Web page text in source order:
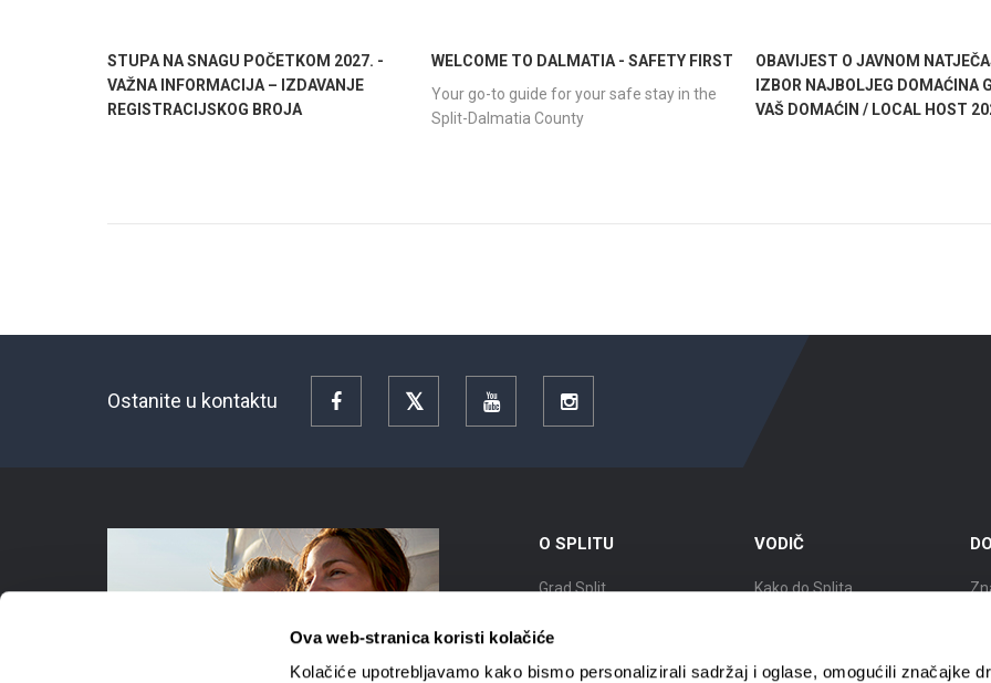
Ova web-stranica koristi kolačiće
Kolačiće upotrebljavamo kako bismo personalizirali sadržaj i oglase, omogućili značajke
STUPA NA SNAGU POČETKOM 2027. -
VAŽNA INFORMACIJA – IZDAVANJE
REGISTRACIJSKOG BROJA
WELCOME TO DALMATIA - SAFETY FIRST
Your go-to guide for your safe stay in the
Split-Dalmatia County
OBAVIJEST O JAVNOM
IZBOR NAJBOLJEG DOMAĆINA
VAŠ DOMAĆIN / LOCAL HOST
Ostanite u kontaktu Facebook YouTube Instagram
O SPLITU
Grad Split
Položaj
Kratka povijest
VODIČ
Kako do Splita
Mobilnost